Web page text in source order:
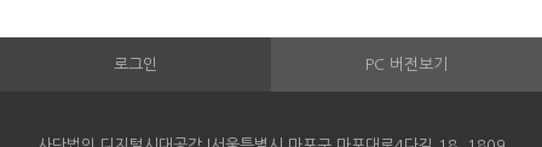
로그인 PC 버전보기